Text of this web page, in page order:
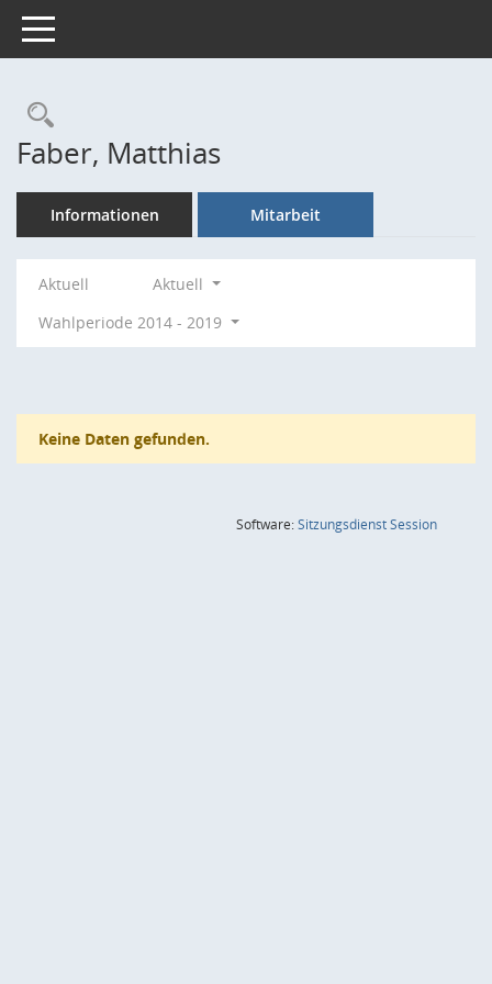
Toggle navigation
Rechercheauswahl
Faber, Matthias
Informationen Mitarbeit
Aktuell
Aktuell
Wahlperiode 2014 - 2019
Keine Daten gefunden.
Software:SitzungsdienstSession(Wird in